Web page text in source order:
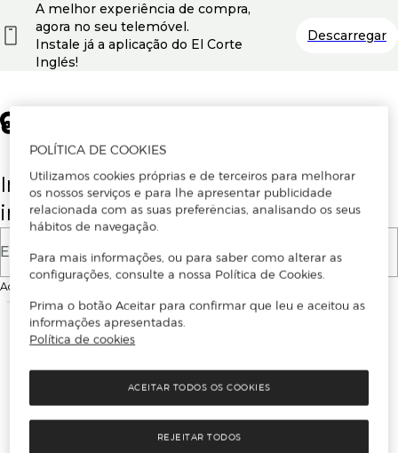
Insira o seu email para se registar ou
iniciar sessão.
E-mail
Ao continuar, aceitas as
A melhor experiência de compra,
agora no seu telemóvel.
Instale já a aplicação do El Corte
Inglés!
Descarregar
POLÍTICA DE COOKIES
Utilizamos cookies próprias e de terceiros para melhorar
os nossos serviços e para lhe apresentar publicidade
relacionada com as suas preferências, analisando os seus
hábitos de navegação.
Para mais informações, ou para saber como alterar as
configurações, consulte a nossa Política de Cookies.
Prima o botão Aceitar para confirmar que leu e aceitou as
informações apresentadas.
Política de cookies
REJEITAR TODOS
ACEITAR TODOS OS COOKIES